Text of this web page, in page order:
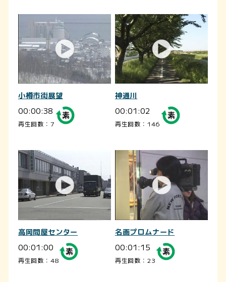
小樽市街展望
00:00:38
再生回数：7
神通川
00:01:02
再生回数：146
高岡問屋センター
00:01:00
再生回数：48
名画プロムナード
00:01:15
再生回数：23